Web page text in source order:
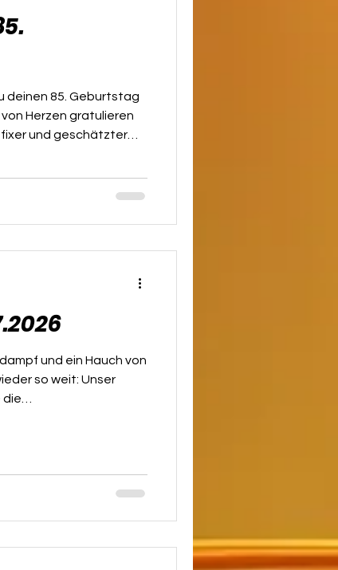
Herzen gratulieren
fixer und geschätzter
– besonders in den
du uns immer
und ein Hauch von
so weit: Unser
die
ohne unsere
Laune gemacht!